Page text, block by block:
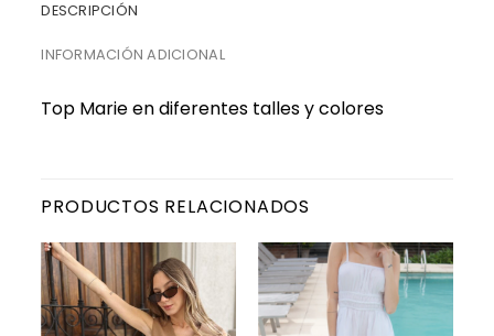
DESCRIPCIÓN
INFORMACIÓN ADICIONAL
Top Marie en diferentes talles y colores
PRODUCTOS RELACIONADOS